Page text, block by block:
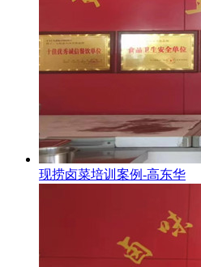
现捞卤菜培训案例-高东华